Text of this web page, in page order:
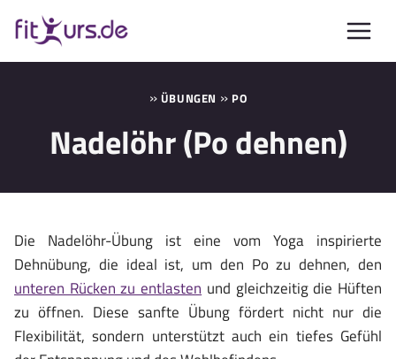
Inhalt
springen
» ÜBUNGEN » PO
Nadelöhr (Po dehnen)
Die Nadelöhr-Übung ist eine vom Yoga inspirierte
Dehnübung, die ideal ist, um den Po zu dehnen, den
unteren Rücken zu entlasten und gleichzeitig die Hüften
zu öffnen. Diese sanfte Übung fördert nicht nur die
Flexibilität, sondern unterstützt auch ein tiefes Gefühl